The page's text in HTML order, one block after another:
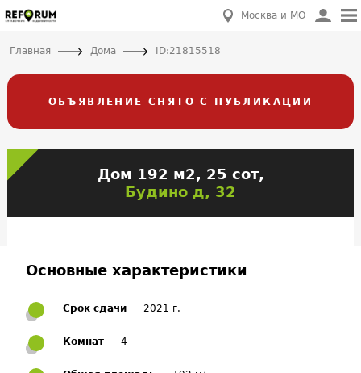
Москва и МО
Главная Дома ID:21815518
ОБЪЯВЛЕНИЕ СНЯТО С ПУБЛИКАЦИИ
Дом 192 м2, 25 сот,
Будино д, 32
Основные характеристики
Срок сдачи 2021 г.
Комнат 4